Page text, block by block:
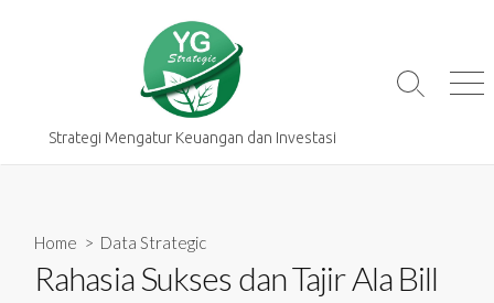
Strategi Mengatur Keuangan dan Investasi
Search
Home > Data Strategic
Rahasia Sukses dan Tajir Ala Bill